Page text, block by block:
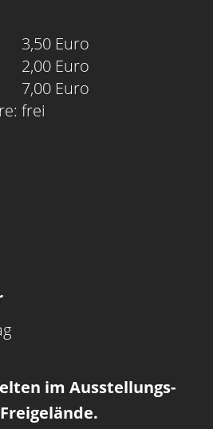
3,50 Euro
2,00 Euro
7,00 Euro
frei
im Ausstellungs­